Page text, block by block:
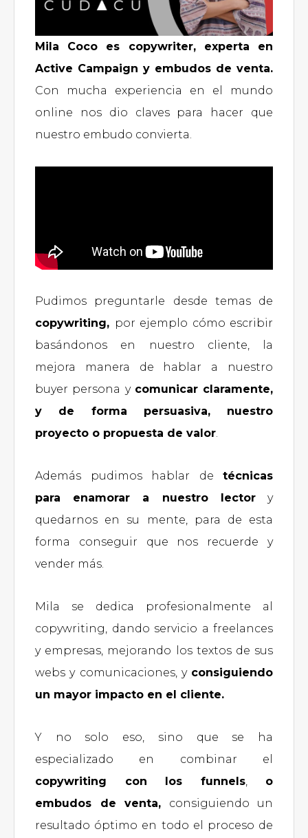
Mila Coco es copywriter, experta en
Active Campaign y embudos de venta.
Con mucha experiencia en el mundo
online nos dio claves para hacer que
nuestro embudo convierta.
Pudimos preguntarle desde temas de
copywriting, por ejemplo cómo escribir
basándonos en nuestro cliente, la
mejora manera de hablar a nuestro
buyer persona y comunicar claramente,
y de forma persuasiva, nuestro
proyecto o propuesta de valor.
Además pudimos hablar de técnicas
para enamorar a nuestro lectory
quedarnos en su mente, para de esta
forma conseguir que nos recuerde y
vender más.
Mila se dedica profesionalmente al
copywriting, dando servicio a freelances
y empresas, mejorando los textos de sus
webs y comunicaciones, y consiguiendo
un mayor impacto en el cliente.
Y no solo eso, sino que se ha
especializado en combinar el
copywriting con los funnels,o
embudos de venta, consiguiendo un
resultado óptimo en todo el proceso de